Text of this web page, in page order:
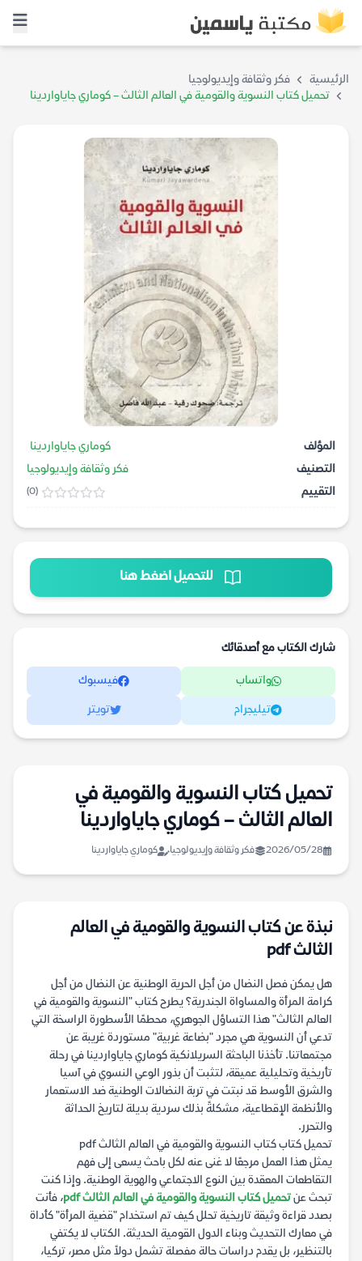
الرئيسية
فكر وثقافة وإيديولوجيا
تحميل كتاب النسوية والقومية في العالم الثالث – كوماري جاياواردينا
المؤلف
كوماري جاياواردينا
التصنيف
فكر وثقافة وإيديولوجيا
التقييم
(0)
للتحميل اضغط هنا
شارك الكتاب مع أصدقائك
واتساب فيسبوك
تيليجرام تويتر
تحميل كتاب النسوية والقومية في
العالم الثالث – كوماري جاياواردينا
2026/05/28 فكر وثقافة وإيديولوجيا كوماري جاياواردينا
نبذة عن كتاب النسوية والقومية في العالم
الثالث pdf
هل يمكن فصل النضال من أجل الحرية الوطنية عن النضال من أجل
كرامة المرأة والمساواة الجندرية؟ يطرح كتاب "النسوية والقومية في
العالم الثالث" هذا التساؤل الجوهري، محطمًا الأسطورة الراسخة التي
تدعي أن النسوية هي مجرد "بضاعة غربية" مستوردة غريبة عن
مجتمعاتنا. تأخذنا الباحثة السريلانكية كوماري جاياواردينا في رحلة
تأريخية وتحليلية عميقة، لتثبت أن بذور الوعي النسوي في آسيا
والشرق الأوسط قد نبتت في تربة النضالات الوطنية ضد الاستعمار
والأنظمة الإقطاعية، مشكلةً بذلك سردية بديلة لتاريخ الحداثة
والتحرر.
تحميل كتاب كتاب النسوية والقومية في العالم الثالث pdf
يمثل هذا العمل مرجعًا لا غنى عنه لكل باحث يسعى إلى فهم
التقاطعات المعقدة بين النوع الاجتماعي والهوية الوطنية. وإذا كنت
تبحث عنتحميل كتاب النسوية والقومية في العالم الثالث pdf
، فأنت
بصدد قراءة وثيقة تاريخية تحلل كيف تم استخدام "قضية المرأة" كأداة
في معارك التحديث وبناء الدول القومية الحديثة. الكتاب لا يكتفي
بالتنظير، بل يقدم دراسات حالة مفصلة تشمل دولاً مثل مصر، تركيا،